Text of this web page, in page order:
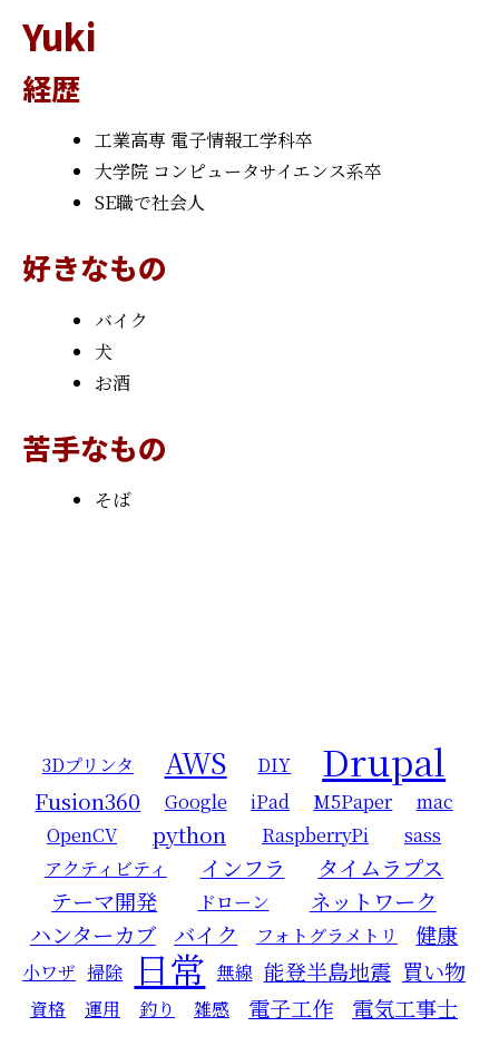
Yuki
経歴
工業高専 電子情報工学科卒
大学院 コンピュータサイエンス系卒
SE職で社会人
好きなもの
バイク
犬
お酒
苦手なもの
そば
3Dプリンタ AWS DIY Drupal
Fusion360 Google iPad M5Paper
mac
OpenCV
python RaspberryPi
sass
アクティビティ
インフラ
タイムラプス
テーマ開発
ドローン
ネットワーク
ハンターカブ
バイク フォトグラメトリ 健康
小ワザ 掃除 日常 無線 能登半島地震 買い物
資格 運用 釣り 雑感 電子工作 電気工事士